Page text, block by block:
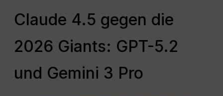
Claude 4.5 gegen die
2026 Giants: GPT-5.2
und Gemini 3 Pro